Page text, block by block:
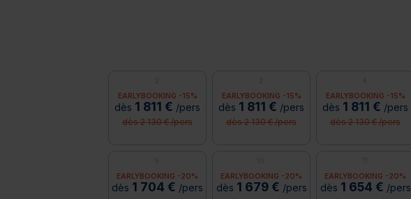
EARLYBOOKING -15%
dès 1 811 € /pers
dès 2 130 € /pers
EARLYBOOKING -15%
dès 1 811 € /pers
dès 2 130 € /pers
EARLYBOOKING -15%
dès 1 811 € /pers
dès 2 130 € /pers
EARLYBOOKING -20%
dès 1 704 € /pers
EARLYBOOKING -20%
dès 1 679 € /pers
EARLYBOOKING -20%
dès 1 654 € /pers